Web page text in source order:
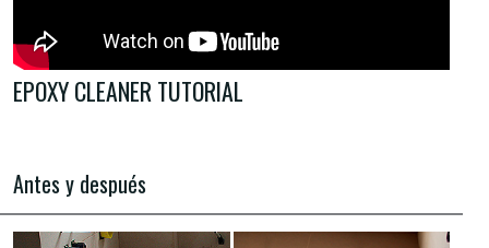
EPOXY CLEANER TUTORIAL
Antes y después